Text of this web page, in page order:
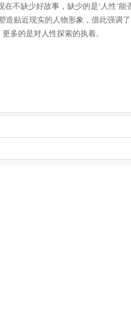
不缺少好故事，缺少的是‘人性’能
贴近现实的人物形象，借此强调
多的是对人性探索的执着。